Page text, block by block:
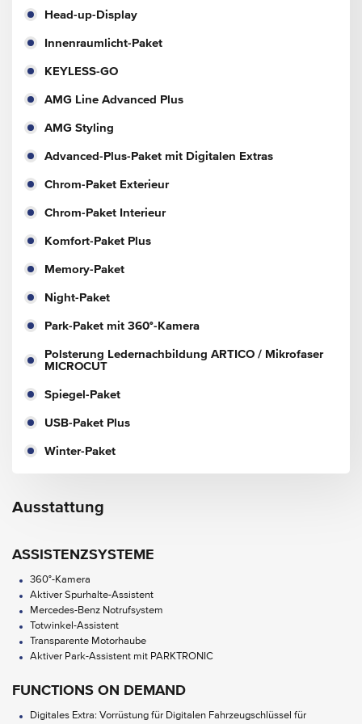
Head-up-Display
Innenraumlicht-Paket
KEYLESS-GO
AMG Line Advanced Plus
AMG Styling
Advanced-Plus-Paket mit Digitalen Extras
Chrom-Paket Exterieur
Chrom-Paket Interieur
Komfort-Paket Plus
Memory-Paket
Night-Paket
Park-Paket mit 360°-Kamera
Polsterung Ledernachbildung ARTICO / Mikrofaser
MICROCUT
Spiegel-Paket
USB-Paket Plus
Winter-Paket
Ausstattung
ASSISTENZSYSTEME
360°-Kamera
Aktiver Spurhalte-Assistent
Mercedes-Benz Notrufsystem
Totwinkel-Assistent
Transparente Motorhaube
Aktiver Park-Assistent mit PARKTRONIC
FUNCTIONS ON DEMAND
Digitales Extra: Vorrüstung für Digitalen Fahrzeugschlüssel für